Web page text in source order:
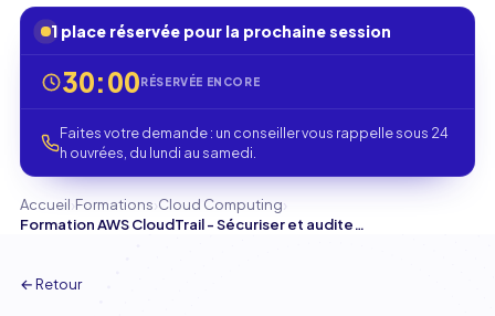
1 place réservée pour la prochaine session
30:00RÉSERVÉE ENCORE
Faites votre demande : un conseiller vous rappelle sous 24
h ouvrées, du lundi au samedi.
Accueil›Formations›Cloud Computing›
Formation AWS CloudTrail - Sécuriser et auditer vos environnements cloud
← Retour